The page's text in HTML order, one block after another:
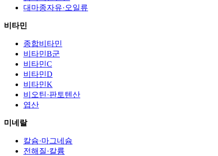
대마종자유·오일류
비타민
종합비타민
비타민B군
비타민C
비타민D
비타민K
비오틴·판토텐산
엽산
미네랄
칼슘·마그네슘
전해질·칼륨